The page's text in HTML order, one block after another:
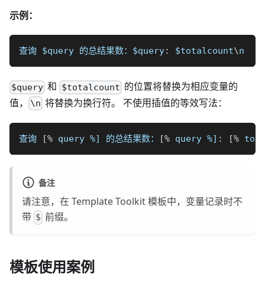
示例：
查询 $query 的总结果数： $query: $totalcount\n
$query 和 $totalcount 的位置将替换为相应变量的
值，
\n 将替换为换行符。 不使用插值的等效写法：
查询 [% query %] 的总结果数： [% query %] : [%
备注
请注意，在 Template Toolkit 模板中，变量记录时不
带 $ 前缀。
模板使用案例